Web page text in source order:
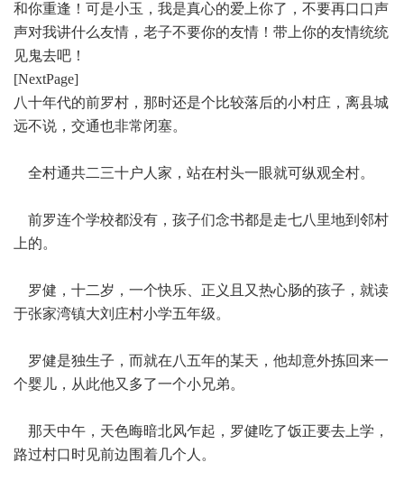
和你重逢！可是小玉，我是真心的爱上你了，不要再口口声
声对我讲什么友情，老子不要你的友情！带上你的友情统统
见鬼去吧！
[NextPage]
八十年代的前罗村，那时还是个比较落后的小村庄，离县城
远不说，交通也非常闭塞。
全村通共二三十户人家，站在村头一眼就可纵观全村。
前罗连个学校都没有，孩子们念书都是走七八里地到邻村
上的。
罗健，十二岁，一个快乐、正义且又热心肠的孩子，就读
于张家湾镇大刘庄村小学五年级。
罗健是独生子，而就在八五年的某天，他却意外拣回来一
个婴儿，从此他又多了一个小兄弟。
那天中午，天色晦暗北风乍起，罗健吃了饭正要去上学，
路过村口时见前边围着几个人。